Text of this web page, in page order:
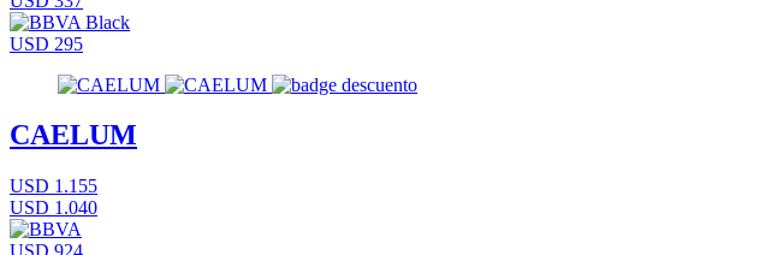
USD 295
CAELUM
USD 1.155
USD 1.040